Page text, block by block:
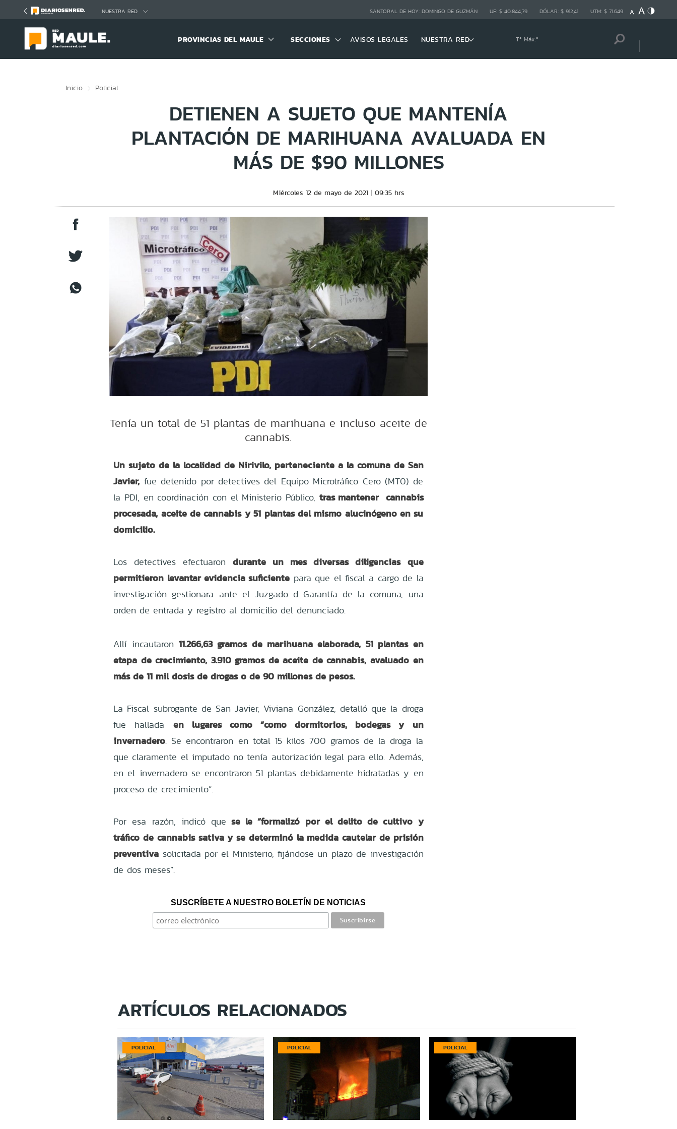
NUESTRA RED SANTORAL DE HOY: DOMINGO DE GUZMÁN UF: $ 40.844,79 DÓLAR: $ 912,41 UTM: $ 71.649
PROVINCIAS DEL MAULE SECCIONES AVISOS LEGALES NUESTRA RED Tª Máx:º
Inicio Policial
DETIENEN A SUJETO QUE MANTENÍA
PLANTACIÓN DE MARIHUANA AVALUADA EN
MÁS DE $90 MILLONES
Miércoles 12 de mayo de 2021 09:35 hrs
Tenía un total de 51 plantas de marihuana e incluso aceite de
cannabis.
Un sujeto de la localidad de Nirivilo, perteneciente a la comuna de San
Javier, fue detenido por detectives del Equipo Microtráfico Cero (MT0) de
la PDI, en coordinación con el Ministerio Público, tras mantener cannabis
procesada, aceite de cannabis y 51 plantas del mismo alucinógeno en su
domicilio.
Los detectives efectuarondurante un mes diversas diligencias que
permitieron levantar evidencia suficiente para que el fiscal a cargo de la
investigación gestionara ante el Juzgado d Garantía de la comuna, una
orden de entrada y registro al domicilio del denunciado.
Allí incautaron 11.266,63 gramos de marihuana elaborada, 51 plantas en
etapa de crecimiento, 3.910 gramos de aceite de cannabis, avaluado en
más de 11 mil dosis de drogas o de 90 millones de pesos.
La Fiscal subrogante de San Javier, Viviana González, detalló que la droga
fue hallada en lugares como “como dormitorios, bodegas y un
invernadero. Se encontraron en total 15 kilos 700 gramos de la droga la
que claramente el imputado no tenía autorización legal para ello. Además,
en el invernadero se encontraron 51 plantas debidamente hidratadas y en
proceso de crecimiento”.
Por esa razón, indicó que se le “formalizó por el delito de cultivo y
tráfico de cannabis sativa y se determinó la medida cautelar de prisión
preventiva solicitada por el Ministerio, fijándose un plazo de investigación
de dos meses”.
SUSCRÍBETE A NUESTRO BOLETÍN DE NOTICIAS
ARTÍCULOS RELACIONADOS
POLICIAL POLICIAL POLICIAL